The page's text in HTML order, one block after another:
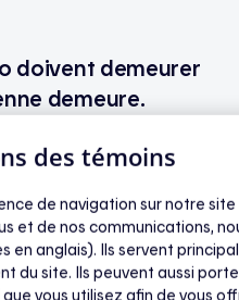
doivent demeurer
demeure.
à la clientèle d’Hilo
vous propose la
à votre situation. Vous
thermostats à 0
offre avantageuse afin
des témoins
de navigation sur notre site
et de nos communications,
en anglais). Ils servent
du site. Ils peuvent aussi
vous utilisez afin de vous